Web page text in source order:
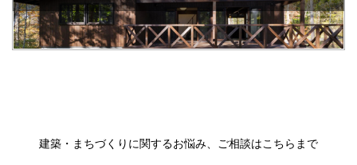
建築・まちづくりに関するお悩み、ご相談はこちらまで